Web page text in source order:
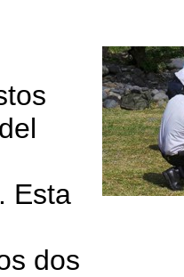
Esta
dos